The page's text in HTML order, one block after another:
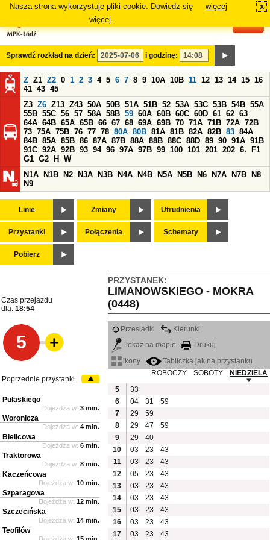
Nasza strona wykorzystuje pliki cookie. Dowiedz się
więcej.
więcej x
Sprawdź rozkład na dzień: i godzinę:
Z Z1 Z2 0 1 2 3 4 5 6 7 8 9 10A 10B 11 12 13 14 15 16
41 43 45
Z3 Z6 Z13 Z43 50A 50B 51A 51B 52 53A 53C 53B 54B 55A
55B 55C 56 57 58A 58B 59 60A 60B 60C 60D 61 62 63
64A 64B 65A 65B 66 67 68 69A 69B 70 71A 71B 72A 72B
73 75A 75B 76 77 78 80A 80B 81A 81B 82A 82B 83 84A
84B 85A 85B 86 87A 87B 88A 88B 88C 88D 89 90 91A 91B
91C 92A 92B 93 94 96 97A 97B 99 100 101 201 202 6.
F1
G1 G2 H
W
N1A
N1B N2 N3A N3B N4A N4B N5A N5B N6 N7A N7B
N8
N9
Linie Zmiany Utrudnienia
Przystanki Połączenia Schematy
Pobierz
PRZYSTANEK:
LIMANOWSKIEGO - MOKRA
(0448)
Czas przejazdu
dla: 18:54
5
Przesiadki
Kierunki
Pokaż na mapie
Drukuj
ikony
Tabliczka jak na przystanku
ROBOCZY
SOBOTY
NIEDZIELA
5
33
6
04 31
59
7
29
59
8
29 47
59
9
29
40
10
03 23
43
11
03 23
43
12
05 23
43
13
03 23
43
14
03 23
43
15
03 23
43
16
03 23
43
17
03 23 43
Poprzednie przystanki
Pułaskiego
Dojeżdża w: 3 min.
Woronicza
Dojeżdża w: 4 min.
Bielicowa
Dojeżdża w: 6 min.
Traktorowa
Dojeżdża w: 8 min.
Kaczeńcowa
Dojeżdża w: 10 min.
Szparagowa
Dojeżdża w: 12 min.
Szczecińska
Dojeżdża w: 14 min.
Teofilów